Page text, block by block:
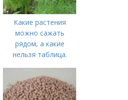
Какие растения
можно сажать
рядом, а какие
нельзя таблица.